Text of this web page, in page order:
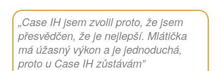
„Case IH jsem zvolil proto, že jsem
přesvědčen, že je nejlepší. Mlátička
má úžasný výkon a je jednoduchá,
proto u Case IH zůstávám”